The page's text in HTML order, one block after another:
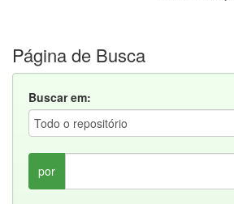
Página de Busca
Buscar em:
por